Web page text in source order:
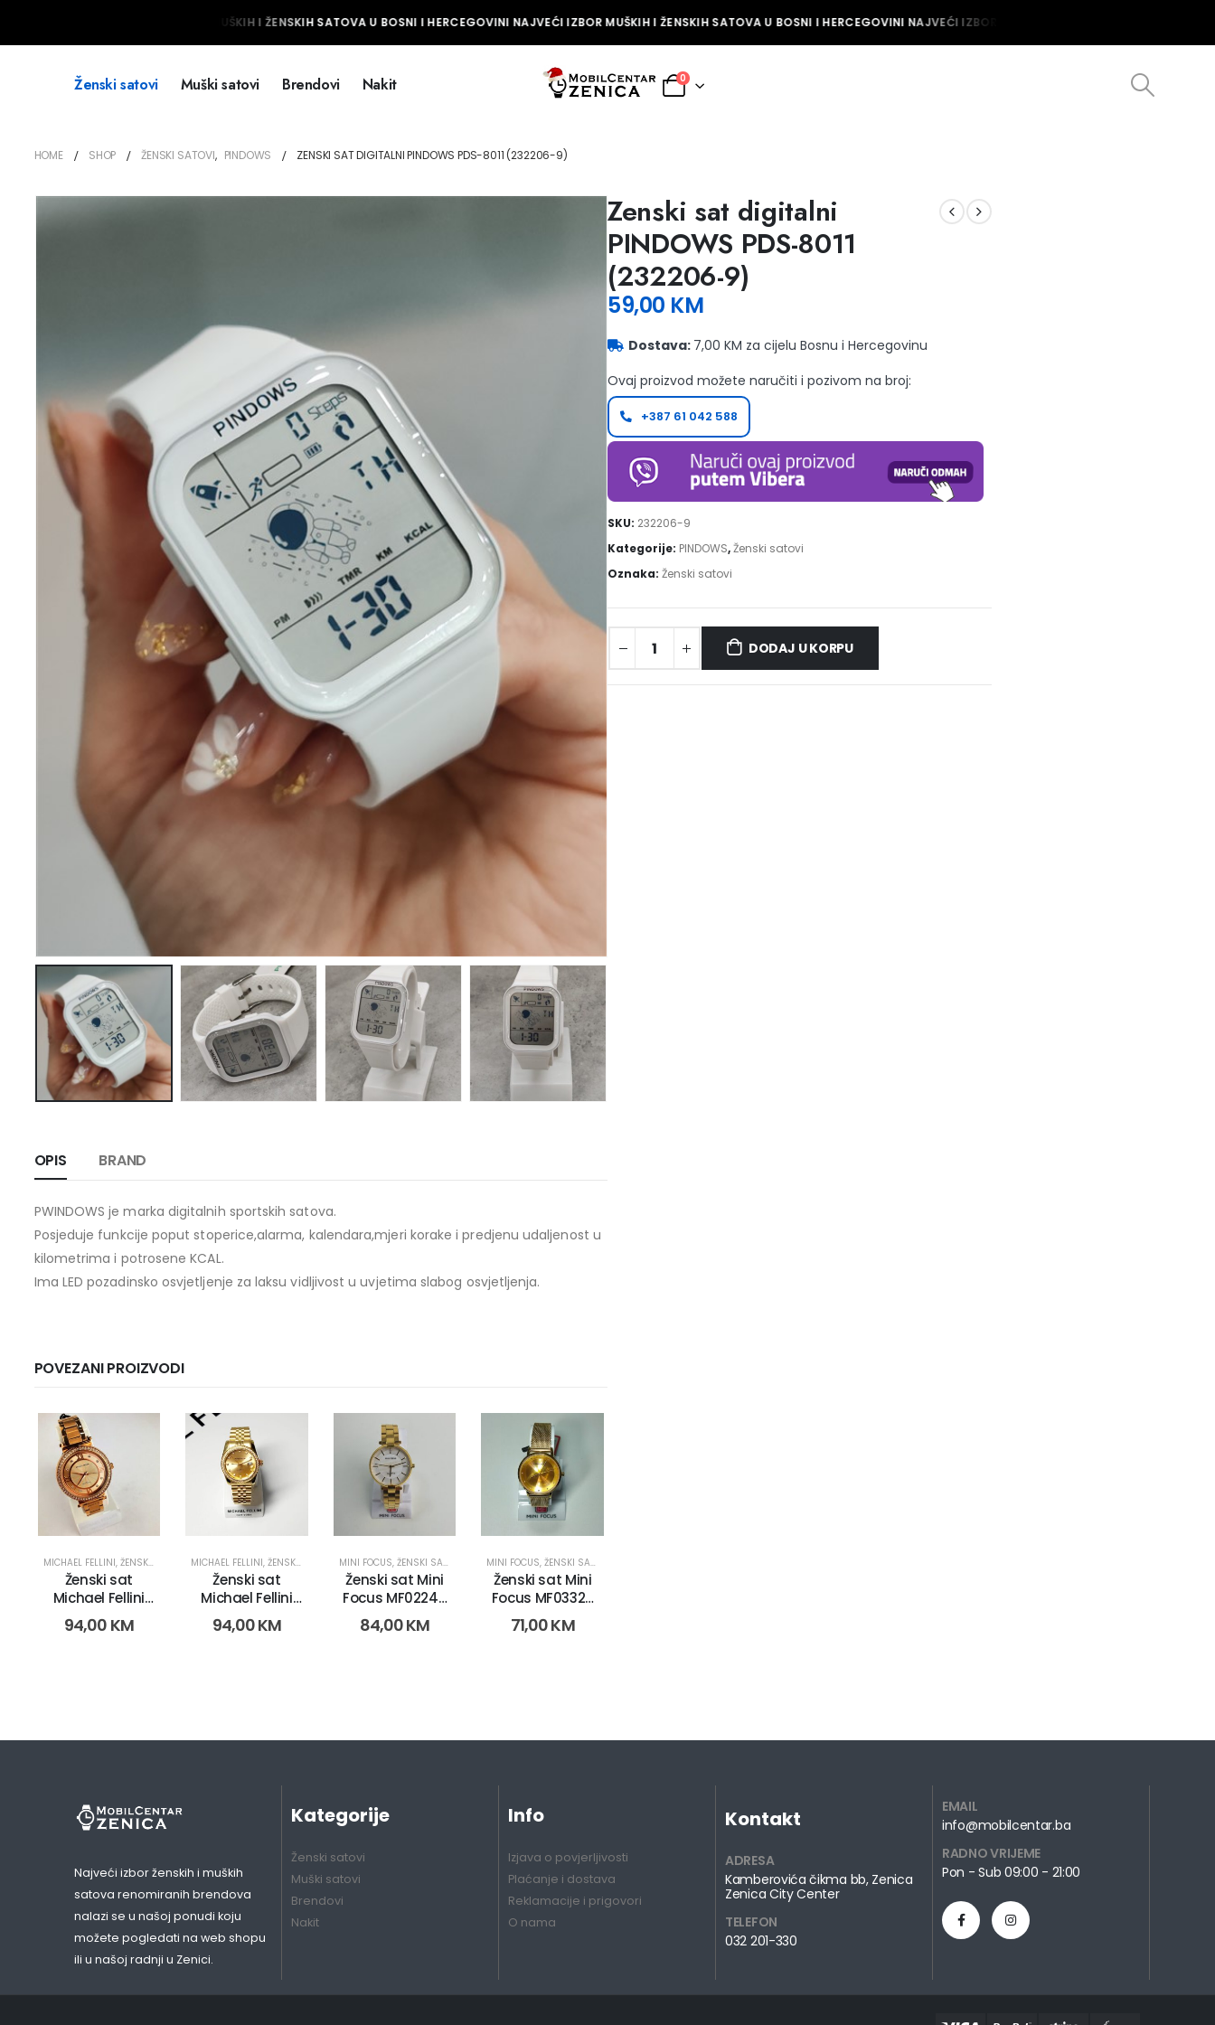
NAJVEĆI IZBOR MUŠKIH I ŽENSKIH SATOVA U BOSNI I HERCEGOVINI NAJVEĆI IZBOR MUŠKIH I ŽENSKIH SATOVA U BOSNI I HERCEGOVINI NAJVEĆI IZBOR MUŠKIH I ŽENSKIH SATOVA U
Ženski satovi Muški satovi Brendovi Nakit 0
HOME SHOP ŽENSKI SATOVI, PINDOWS ZENSKI SAT DIGITALNI PINDOWS PDS-8011 (232206-9)
OPIS BRAND
PWINDOWS je marka digitalnih sportskih satova.
Posjeduje funkcije poput stoperice,alarma, kalendara,mjeri korake i predjenu udaljenost u
kilometrima i potrosene KCAL.
Ima LED pozadinsko osvjetljenje za laksu vidljivost u uvjetima slabog osvjetljenja.
POVEZANI PROIZVODI
MICHAEL FELLINI, ŽENSKI SATOVI
Ženski sat
Michael Fellini
2204 (2989)
94,00 KM
MICHAEL FELLINI,ŽENSKI SATOVI
Ženski sat
Michael Fellini
2222 (3012)
94,00KM
MINI FOCUS, ŽENSKI SATOVI
Ženski sat Mini
Focus MF0224L.
(1372-2)
84,00KM
MINI FOCUS,ŽENSKI SATOVI
Ženski sat Mini
Focus MF0332L.
(2753-3)
71,00KM
Zenski sat digitalni
PINDOWS PDS-8011
(232206-9)
59,00 KM
Dostava: 7,00 KM za cijelu Bosnu i Hercegovinu
Ovaj proizvod možete naručiti i pozivom na broj:
+387 61 042 588
SKU: 232206-9
Kategorije: PINDOWS,Ženski satovi
Oznaka: Ženski satovi
DODAJ U KORPU
Najveći izbor ženskih i muških
satova renomiranih brendova
nalazi se u našoj ponudi koju
možete pogledati na web shopu
ili u našoj radnji u Zenici.
Kategorije
Ženski satovi
Muški satovi
Brendovi
Nakit
Info
Izjava o povjerljivosti
Plaćanje i dostava
Reklamacije i prigovori
O nama
Kontakt
ADRESA
Kamberovića čikma bb, Zenica
Zenica City Center
TELEFON
032 201-330
EMAIL
info@mobilcentar.ba
RADNO VRIJEME
Pon - Sub 09:00 - 21:00